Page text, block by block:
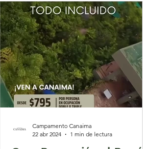
Campamento Canaima
22 abr 2024
1 min de lectura